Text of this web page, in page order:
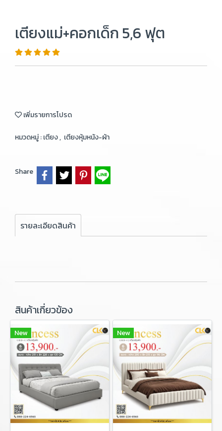
เตียงแม่+คอกเด็ก 5,6 ฟุต
เพิ่มรายการโปรด
หมวดหมู่ :เตียง, เตียงหุ้มหนัง-ผ้า
Share
รายละเอียดสินค้า
สินค้าเกี่ยวข้อง
New New